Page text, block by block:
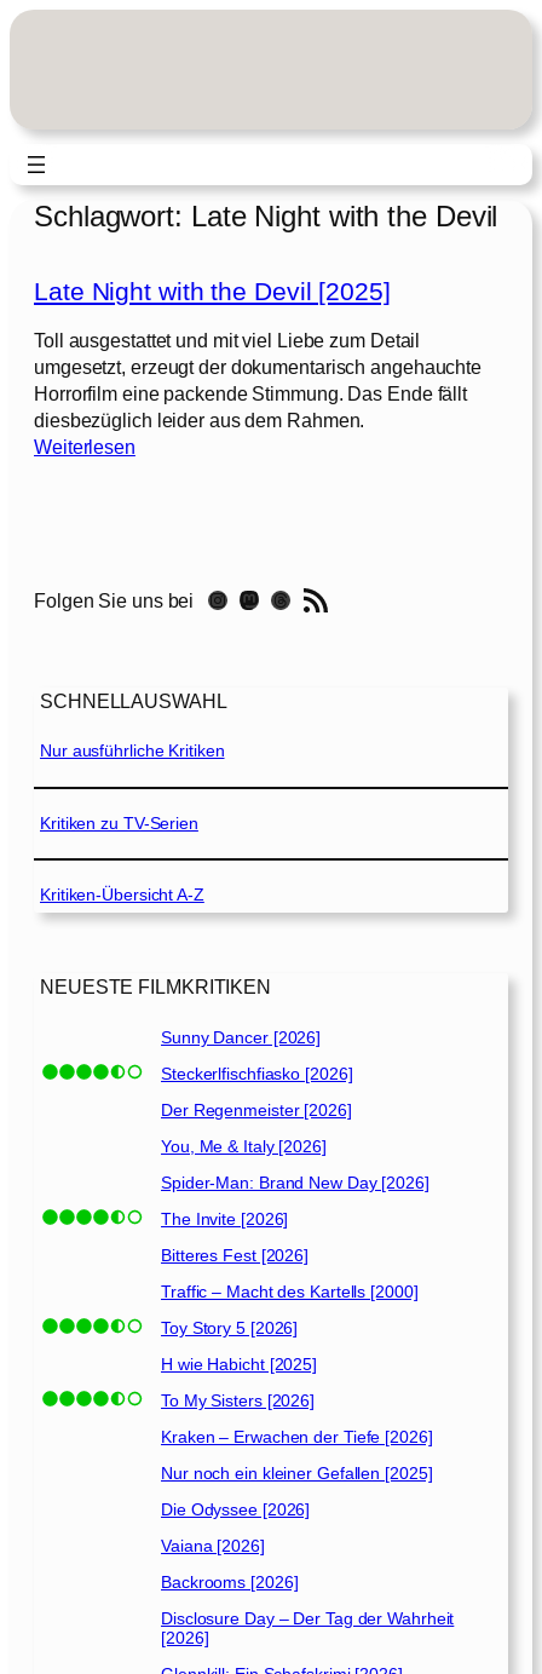
Zum
Schlagwort: Late Night with the Devil
Late Night with the Devil [2025]
Toll ausgestattet und mit viel Liebe zum Detail
umgesetzt, erzeugt der dokumentarisch angehauchte
Horrorfilm eine packende Stimmung. Das Ende fällt
diesbezüglich leider aus dem Rahmen.
Weiterlesen:
i
w
t
h
t
D
e
0
Folgen Sie uns bei Instagram Mastodon Threads RSS-Feed
SCHNELLAUSWAHL
Nur ausführliche Kritiken
Kritiken zu TV-Serien
Kritiken-Übersicht A-Z
NEUESTE FILMKRITIKEN
Sunny Dancer [2026]
Steckerlfischfiasko [2026]
Der Regenmeister [2026]
You, Me & Italy [2026]
Spider-Man: Brand New Day [2026]
The Invite [2026]
Bitteres Fest [2026]
Traffic – Macht des Kartells [2000]
Toy Story 5 [2026]
H wie Habicht [2025]
To My Sisters [2026]
Kraken – Erwachen der Tiefe [2026]
Nur noch ein kleiner Gefallen [2025]
Die Odyssee [2026]
Vaiana [2026]
Backrooms [2026]
Disclosure Day – Der Tag der Wahrheit
[2026]